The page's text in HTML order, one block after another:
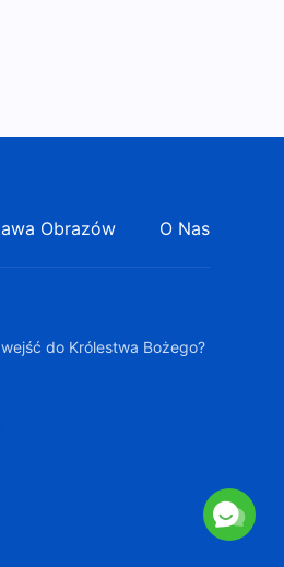
Obrazów O Nas
do Królestwa Bożego?